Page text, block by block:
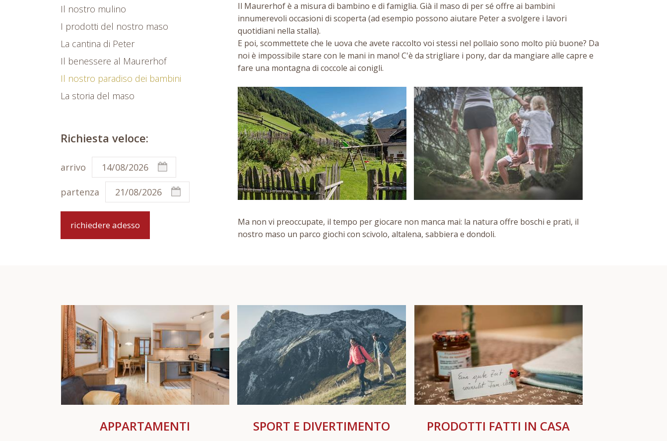
Il nostro mulino
I prodotti del nostro maso
La cantina di Peter
Il benessere al Maurerhof
Il nostro paradiso dei bambini
La storia del maso
Richiesta veloce:
arrivo
partenza
richiedere adesso
Il Maurerhof è a misura di bambino e di famiglia. Già il maso di per sé offre ai bambini
innumerevoli occasioni di scoperta (ad esempio possono aiutare Peter a svolgere i lavori
quotidiani nella stalla).
E poi, scommettete che le uova che avete raccolto voi stessi nel pollaio sono molto più buone? Da
noi è impossibile stare con le mani in mano! C'è da strigliare i pony, dar da mangiare alle capre e
fare una montagna di coccole ai conigli.
Ma non vi preoccupate, il tempo per giocare non manca mai: la natura offre boschi e prati, il
nostro maso un parco giochi con scivolo, altalena, sabbiera e dondoli.
APPARTAMENTI SPORT E DIVERTIMENTO PRODOTTI FATTI IN CASA